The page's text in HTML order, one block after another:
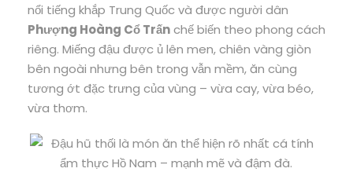
nổi tiếng khắp Trung Quốc và được người dân
Phượng Hoàng Cổ Trấnchế biến theo phong cách
riêng. Miếng đậu được ủ lên men, chiên vàng giòn
bên ngoài nhưng bên trong vẫn mềm, ăn cùng
tương ớt đặc trưng của vùng – vừa cay, vừa béo,
vừa thơm.